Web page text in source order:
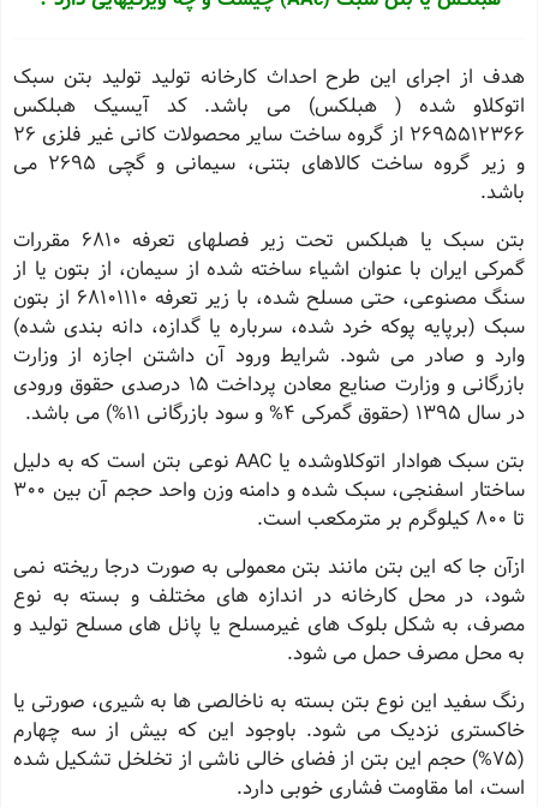
هدف از اجرای این طرح احداث کارخانه تولید تولید بتن سبک
اتوکلاو شده ( هبلکس) می باشد. کد آیسیک هبلکس
۲۶۹۵۵۱۲۳۶۶ از گروه ساخت سایر محصولات کانی غیر فلزی 26
و زیر گروه ساخت کالاهای بتنی، سیمانی و گچی 2695 می
باشد.
بتن سبک یا هبلکس تحت زیر فصلهای تعرفه 6810 مقررات
گمرکی ایران با عنوان اشیاء ساخته شده از سیمان، از بتون یا از
سنگ مصنوعی، حتی مسلح شده، با زیر تعرفه 68101110 از بتون
سبک (برپایه پوکه خرد شده، سرباره یا گدازه، دانه بندی شده)
وارد و صادر می شود. شرایط ورود آن داشتن اجازه از وزارت
بازرگانی و وزارت صنایع معادن پرداخت ۱۵ درصدی حقوق ورودی
در سال ۱۳۹۵ (حقوق گمرکی 4% و سود بازرگانی ۱۱%) می باشد
.
بتن سبک هوادار اتوکلاوشده یا AAC نوعی بتن است که به دلیل
ساختار اسفنجی، سبک شده و دامنه وزن واحد حجم آن بین 300
تا 800 کیلوگرم بر مترمکعب است.
ازآن جا که این بتن مانند بتن معمولی به صورت درجا ریخته نمی
شود، در محل کارخانه در اندازه های مختلف و بسته به نوع
مصرف، به شکل بلوک های غیرمسلح یا پانل های مسلح تولید و
به محل مصرف حمل می شود.
رنگ سفید این نوع بتن بسته به ناخالصی ها به شیری، صورتی یا
خاکستری نزدیک می شود. باوجود این که بیش از سه چهارم
(75%) حجم این بتن از فضای خالی ناشی از تخلخل تشکیل شده
است، اما مقاومت فشاری خوبی دارد.